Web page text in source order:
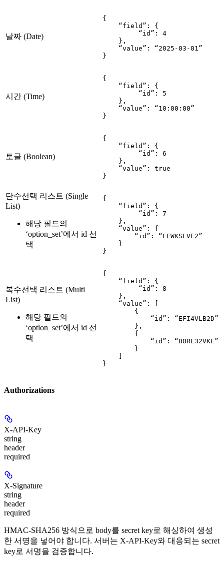
날짜 (Date)
{
“field”: {
“id”: 4
},
“value”: “2025-03-01”
}
시간 (Time)
{
“field”: {
“id”: 5
},
“value”: “10:00:00”
}
토글 (Boolean)
{
“field”: {
“id”: 6
},
“value”: true
}
단수선택 리스트 (Single
List)
해당 필드의
‘option_set’에서 id 선
택
{
“field”: {
“id”: 7
},
“value”: {
“id”: “FEWKSLVE2”
}
}
복수선택 리스트 (Multi
List)
해당 필드의
‘option_set’에서 id 선
택
{
“field”: {
“id”: 8
},
“value”: [
{
“id”: “EFI4VLB2D”
},
{
“id”: “BORE32VKE”
}
}
Authorizations
X-API-Key
string
header
required
X-Signature
string
header
required
HMAC-SHA256 방식으로 body를 secret key로 해싱하여 생성
한 서명을 넣어야 합니다. 서버는 X-API-Key와 대응되는 secret
key로 서명을 검증합니다.